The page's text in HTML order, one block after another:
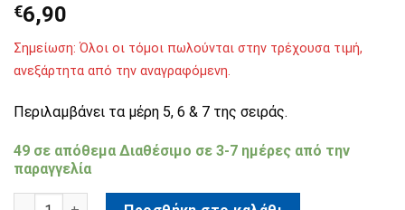
€6,90
Σημείωση: Όλοι οι τόμοι πωλούνται στην τρέχουσα τιμή,
ανεξάρτητα από την αναγραφόμενη.
Περιλαμβάνει τα μέρη 5, 6 & 7 της σειράς.
49 σε απόθεμα Διαθέσιμo σε 3-7 ημέρες από την
παραγγελία
Avengers Vs X-Men: Επική Αναμέτρηση Τόμος 3 ποσότητα